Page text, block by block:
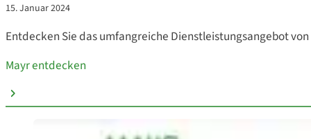
15. Januar 2024
Entdecken Sie das umfangreiche Dienstleistungsangebot
Mayr entdecken